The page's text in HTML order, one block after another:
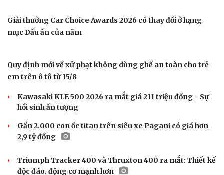
Bắt khẩn cấp bảo mẫu trong vụ hai trẻ nhỏ bị bạo hành
tại TP.HCM
hành trẻ ở TP.HCM
Vua Quạt, Khánh Sky và Hồ Văn Khoa bị khởi tố
Án tử hình cho tội mua bán trái phép chất ma túy
Tuyên án chung thân người mẹ sát hại con ruột để trục
lợi tiền bảo hiểm
Ô TÔ – XE MÁY